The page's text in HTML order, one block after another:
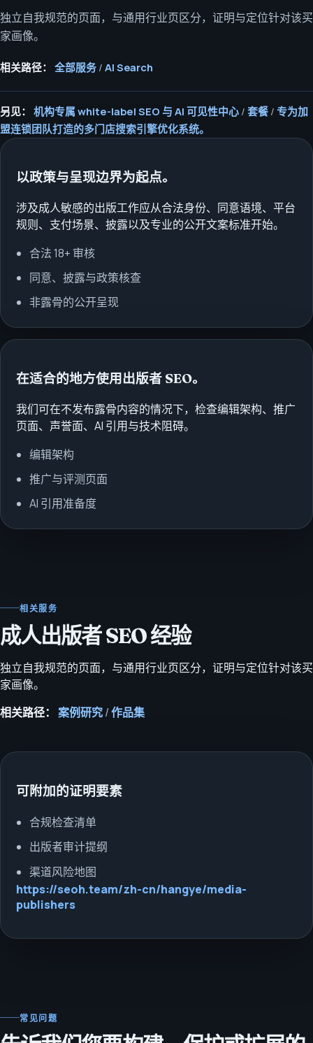
独立自我规范的页面，与通用行业页区分，证明与定位针对该买
家画像。
相关路径： 全部服务 / AI Search
另见： 机构专属 white-label SEO 与 AI 可见性中心 / 套餐 / 专为加
盟连锁团队打造的多门店搜索引擎优化系统。
以政策与呈现边界为起点。
涉及成人敏感的出版工作应从合法身份、同意语境、平台
规则、支付场景、披露以及专业的公开文案标准开始。
合法 18+ 审核
同意、披露与政策核查
非露骨的公开呈现
在适合的地方使用出版者 SEO。
我们可在不发布露骨内容的情况下，检查编辑架构、推广
页面、声誉面、AI 引用与技术阻碍。
编辑架构
推广与评测页面
AI 引用准备度
相关服务
成人出版者 SEO 经验
独立自我规范的页面，与通用行业页区分，证明与定位针对该买
家画像。
相关路径： 案例研究/作品集
可附加的证明要素
合规检查清单
出版者审计提纲
渠道风险地图
https://seoh.team/zh-cn/hangye/media-
publishers
常见问题